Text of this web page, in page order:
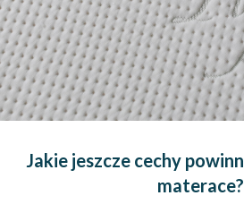
Jakie jeszcze cechy
materace?